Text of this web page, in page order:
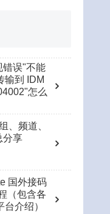
错误"不能
输到 IDM
怎么
、频道、
分享
国外接码
（包含各
介绍）